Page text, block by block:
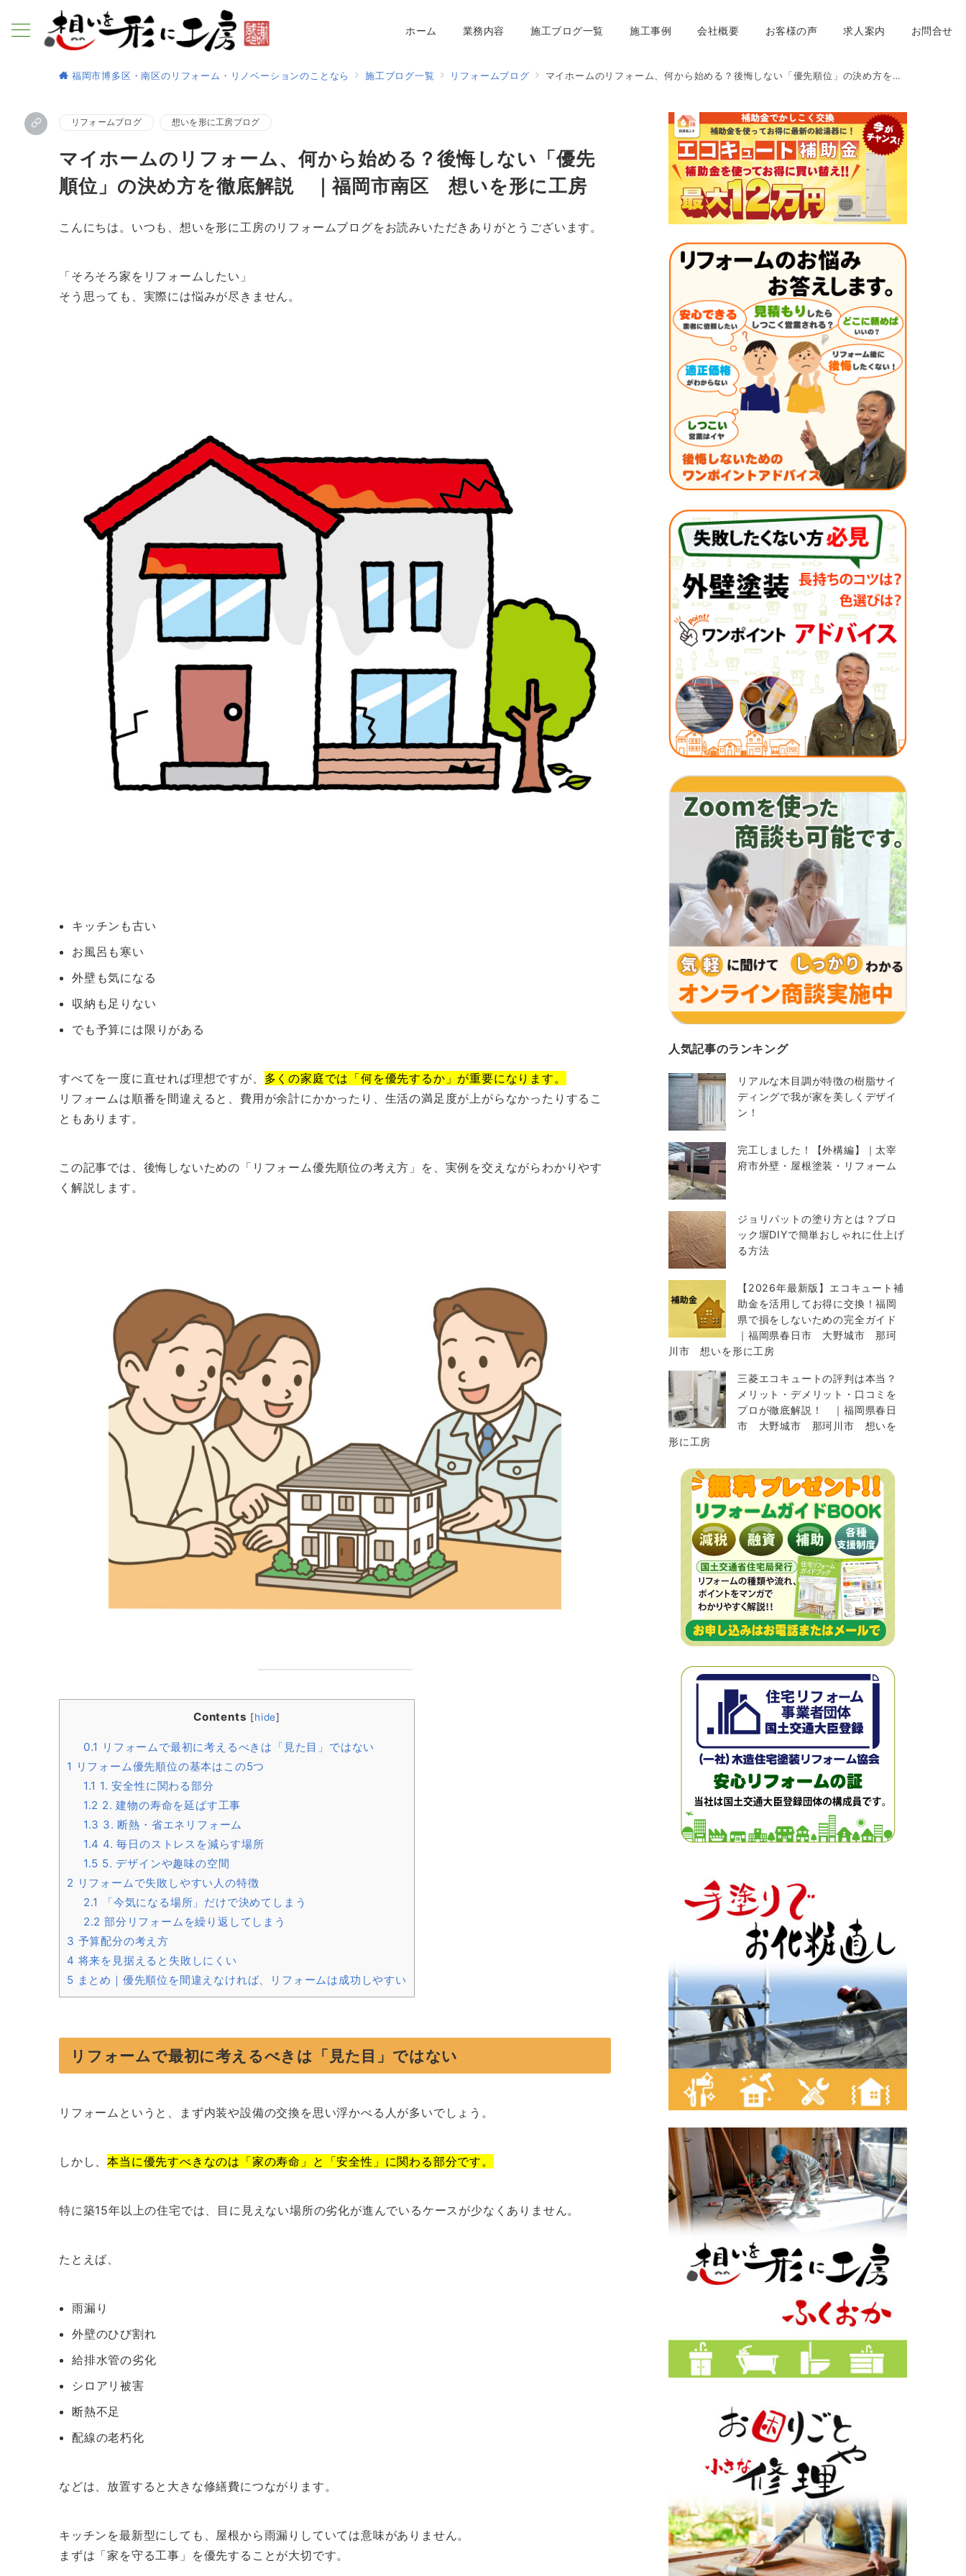
ホーム 業務内容 施工ブログ一覧 施工事例 会社概要 お客様の声 求人案内 お問合せ
福岡市博多区・南区のリフォーム・リノベーションのことなら 施工ブログ一覧 リフォームブログ マイホームのリフォーム、何から始める？後悔しない「優先順位」の決め方を徹底解説 ｜福岡市南区 想いを形に工房
リフォームブログ 想いを形に工房ブログ
マイホームのリフォーム、何から始める？後悔しない「優先
順位」の決め方を徹底解説 ｜福岡市南区 想いを形に工房
こんにちは。いつも、想いを形に工房のリフォームブログをお読みいただきありがとうございます。
「そろそろ家をリフォームしたい」
そう思っても、実際には悩みが尽きません。
キッチンも古い
お風呂も寒い
外壁も気になる
収納も足りない
でも予算には限りがある
すべてを一度に直せれば理想ですが、 多くの家庭では「何を優先するか」が重要になります。
リフォームは順番を間違えると、費用が余計にかかったり、生活の満足度が上がらなかったりするこ
ともあります。
この記事では、後悔しないための「リフォーム優先順位の考え方」を、実例を交えながらわかりやす
く解説します。
Contents [hide]
0.1 リフォームで最初に考えるべきは「見た目」ではない
1 リフォーム優先順位の基本はこの5つ
1.1 1. 安全性に関わる部分
1.2 2. 建物の寿命を延ばす工事
1.3 3. 断熱・省エネリフォーム
1.4 4. 毎日のストレスを減らす場所
1.5 5. デザインや趣味の空間
2 リフォームで失敗しやすい人の特徴
2.1
「今気になる場所」だけで決めてしまう
2.2 部分リフォームを繰り返してしまう
3 予算配分の考え方
4 将来を見据えると失敗しにくい
5 まとめ｜優先順位を間違えなければ、リフォームは成功しやすい
リフォームで最初に考えるべきは「見た目」ではない
リフォームというと、まず内装や設備の交換を思い浮かべる人が多いでしょう。
しかし、本当に優先すべきなのは「家の寿命」と「安全性」に関わる部分です。
特に築15年以上の住宅では、目に見えない場所の劣化が進んでいるケースが少なくありません。
たとえば、
雨漏り
外壁のひび割れ
給排水管の劣化
シロアリ被害
断熱不足
配線の老朽化
などは、放置すると大きな修繕費につながります。
キッチンを最新型にしても、屋根から雨漏りしていては意味がありません。
まずは「家を守る工事」を優先することが大切です。
人気記事のランキング
リアルな木目調が特徴の樹脂サイ
ディングで我が家を美しくデザイ
ン！
完工しました！【外構編】｜太宰
府市外壁・屋根塗装・リフォーム
ジョリパットの塗り方とは？ブロ
ック塀DIYで簡単おしゃれに仕上げ
る方法
【2026年最新版】エコキュート補
助金を活用してお得に交換！福岡
県で損をしないための完全ガイド
｜福岡県春日市 大野城市 那珂
川市 想いを形に工房
三菱エコキュートの評判は本当？
メリット・デメリット・口コミを
プロが徹底解説！ ｜福岡県春日
市 大野城市 那珂川市 想いを
形に工房